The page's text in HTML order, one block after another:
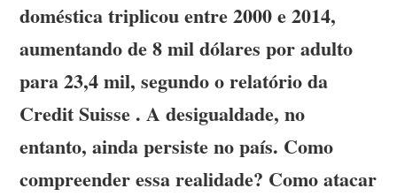
doméstica triplicou entre 2000 e 2014,
aumentando de 8 mil dólares por adulto
para 23,4 mil, segundo o relatório da
Credit Suisse . A desigualdade, no
entanto, ainda persiste no país. Como
compreender essa realidade? Como atacar